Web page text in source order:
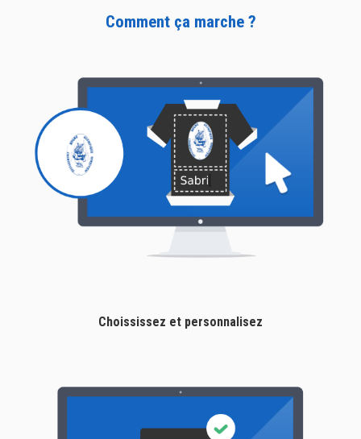
Comment ça marche ?
Choississez et personnalisez